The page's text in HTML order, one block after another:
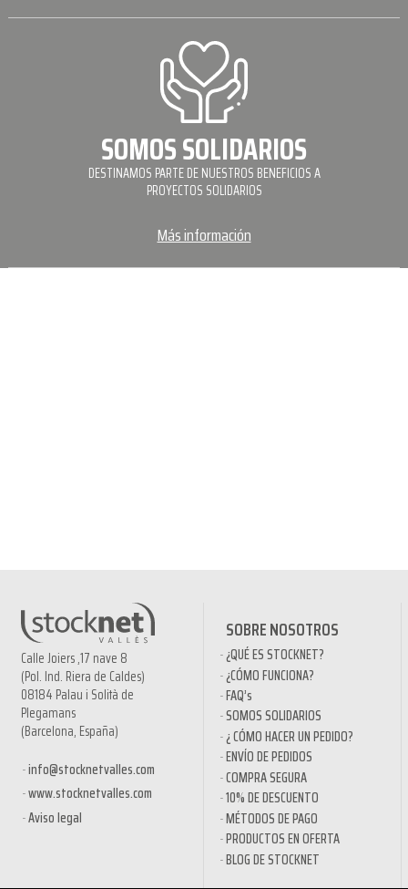
SOMOS SOLIDARIOS
DESTINAMOS PARTE DE NUESTROS BENEFICIOS A
PROYECTOS SOLIDARIOS
Más información
Calle Joiers ,17 nave 8
(Pol. Ind. Riera de Caldes)
08184 Palau i Solità de
Plegamans
(Barcelona, España)
info@stocknetvalles.com
www.stocknetvalles.com
Aviso legal
SOBRE NOSOTROS
¿QUÉ ES STOCKNET?
¿CÓMO FUNCIONA?
FAQ’s
SOMOS SOLIDARIOS
¿ CÓMO HACER UN PEDIDO?
ENVÍO DE PEDIDOS
COMPRA SEGURA
10% DE DESCUENTO
MÉTODOS DE PAGO
PRODUCTOS EN OFERTA
BLOG DE STOCKNET